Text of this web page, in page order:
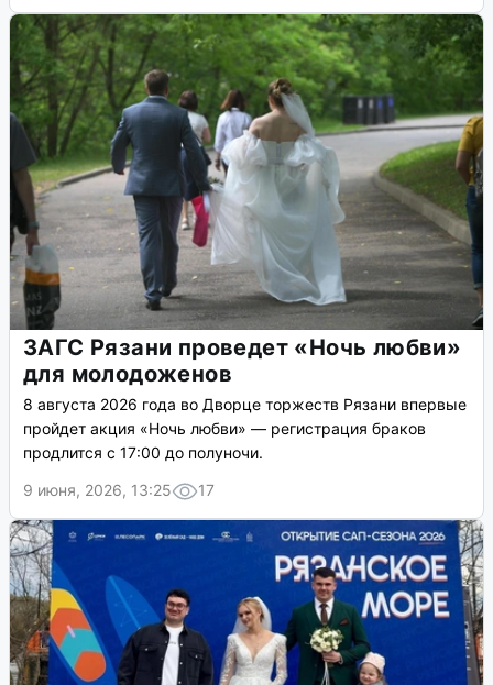
ЗАГС Рязани проведет «Ночь любви»
для молодоженов
8 августа 2026 года во Дворце торжеств Рязани впервые
пройдет акция «Ночь любви» — регистрация браков
продлится с 17:00 до полуночи.
9 июня, 2026, 13:25
17